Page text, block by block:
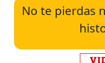
No te pierdas